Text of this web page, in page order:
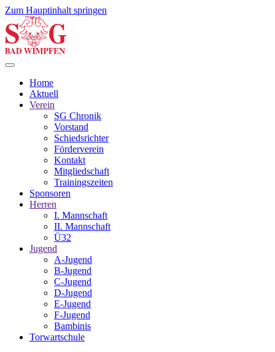
Zum Hauptinhalt springen
Home
Aktuell
Verein
SG Chronik
Vorstand
Schiedsrichter
Förderverein
Kontakt
Mitgliedschaft
Trainingszeiten
Sponsoren
Herren
I. Mannschaft
II. Mannschaft
Ü32
Jugend
A-Jugend
B-Jugend
C-Jugend
D-Jugend
E-Jugend
F-Jugend
Bambinis
Torwartschule